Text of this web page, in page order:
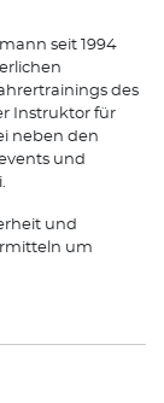
seit 1994
des
Instruktor für
neben den
und
und
um